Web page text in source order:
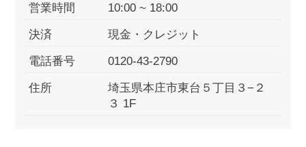
営業時間 10:00 ~ 18:00
決済 現金・クレジット
電話番号 0120-43-2790
住所
埼玉県本庄市東台５丁目３−２
３ 1F